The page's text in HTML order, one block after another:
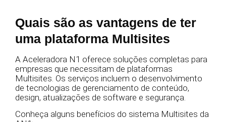
Quais são as vantagens de ter
uma plataforma Multisites
A Aceleradora N1 oferece soluções completas para
empresas que necessitam de plataformas
Multisites. Os serviços incluem o desenvolvimento
de tecnologias de gerenciamento de conteúdo,
design, atualizações de software e segurança.
Conheça alguns benefícios do sistema Multisites da